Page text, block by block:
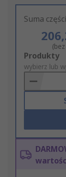
Suma
Add
to
Basket
Produkty
wybierz lub